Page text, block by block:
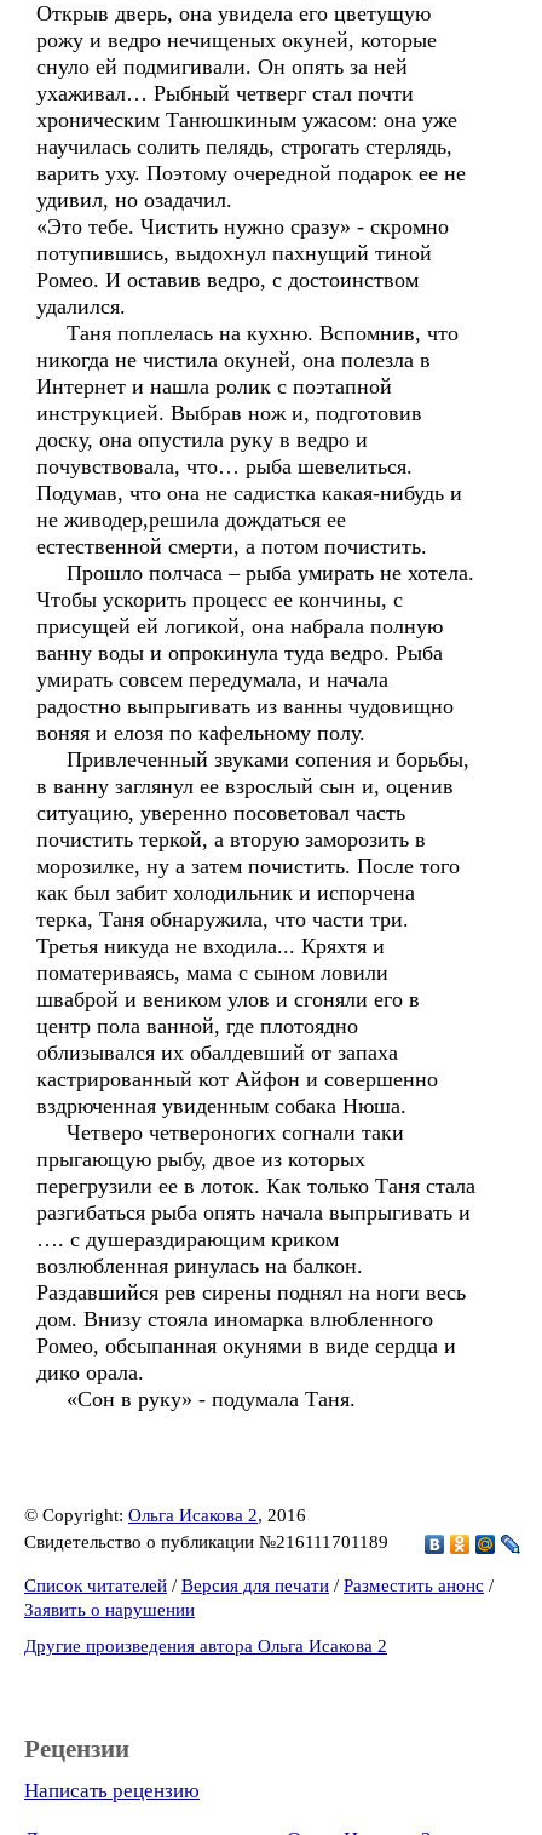
Открыв дверь, она увидела его цветущую
рожу и ведро нечищеных окуней, которые
снуло ей подмигивали. Он опять за ней
ухаживал… Рыбный четверг стал почти
хроническим Танюшкиным ужасом: она уже
научилась солить пелядь, строгать стерлядь,
варить уху. Поэтому очередной подарок ее не
удивил, но озадачил.
«Это тебе. Чистить нужно сразу» - скромно
потупившись, выдохнул пахнущий тиной
Ромео. И оставив ведро, с достоинством
удалился.
Таня поплелась на кухню. Вспомнив, что
никогда не чистила окуней, она полезла в
Интернет и нашла ролик с поэтапной
инструкцией. Выбрав нож и, подготовив
доску, она опустила руку в ведро и
почувствовала, что… рыба шевелиться.
Подумав, что она не садистка какая-нибудь и
не живодер,решила дождаться ее
естественной смерти, а потом почистить.
Прошло полчаса – рыба умирать не хотела.
Чтобы ускорить процесс ее кончины, с
присущей ей логикой, она набрала полную
ванну воды и опрокинула туда ведро. Рыба
умирать совсем передумала, и начала
радостно выпрыгивать из ванны чудовищно
воняя и елозя по кафельному полу.
Привлеченный звуками сопения и борьбы,
в ванну заглянул ее взрослый сын и, оценив
ситуацию, уверенно посоветовал часть
почистить теркой, а вторую заморозить в
морозилке, ну а затем почистить. После того
как был забит холодильник и испорчена
терка, Таня обнаружила, что части три.
Третья никуда не входила... Кряхтя и
поматериваясь, мама с сыном ловили
шваброй и веником улов и сгоняли его в
центр пола ванной, где плотоядно
облизывался их обалдевший от запаха
кастрированный кот Айфон и совершенно
вздрюченная увиденным собака Нюша.
Четверо четвероногих согнали таки
прыгающую рыбу, двое из которых
перегрузили ее в лоток. Как только Таня стала
разгибаться рыба опять начала выпрыгивать и
…. с душераздирающим криком
возлюбленная ринулась на балкон.
Раздавшийся рев сирены поднял на ноги весь
дом. Внизу стояла иномарка влюбленного
Ромео, обсыпанная окунями в виде сердца и
дико орала.
«Сон в руку» - подумала Таня.
© Copyright: Ольга Исакова 2, 2016
Свидетельство о публикации №216111701189
Список читателей / Версия для печати / Разместить анонс /
Заявить о нарушении
Другие произведения автора Ольга Исакова 2
Рецензии
Написать рецензию